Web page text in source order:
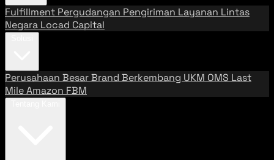
Fulfillment Pergudangan Pengiriman Layanan Lintas
Negara Locad Capital
Perusahaan BesarBrand Berkembang UKM OMS Last
MileAmazon FBM